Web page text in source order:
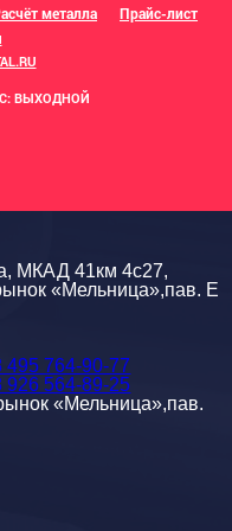
металла
Прайс-лист
ВЫХОДНОЙ
МКАД 41км 4с27,
«Мельница»,пав. Е
495 764-90-77
926 564-89-25
«Мельница»,пав.